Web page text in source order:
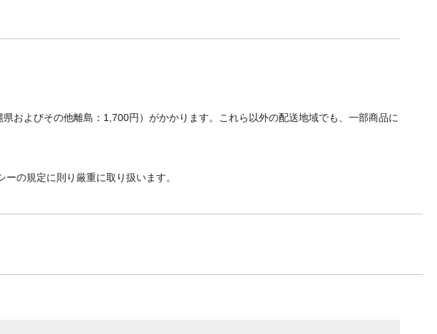
およびその他離島：1,700円）がかかります。これら以外の配送地域でも、一部商品に
の規定に則り厳重に取り扱います。